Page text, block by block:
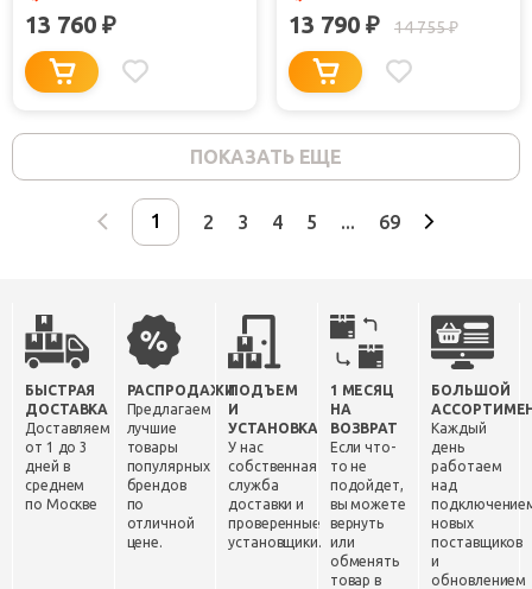
13 760 ₽ 13 790 ₽ 14 755₽
ПОКАЗАТЬ ЕЩЕ
2 3 4 5 ... 69
БЫСТРАЯ
ДОСТАВКА
Доставляем
от 1 до 3
дней в
среднем
по Москве
РАСПРОДАЖИ
Предлагаем
лучшие
товары
популярных
брендов
по
отличной
цене.
ПОДЪЕМ
И
УСТАНОВКА
У нас
собственная
служба
доставки и
проверенные
установщики.
1 МЕСЯЦ
НА
ВОЗВРАТ
Если что-
то не
подойдет,
вы можете
вернуть
или
обменять
товар в
БОЛЬШОЙ
Каждый
день
работаем
над
новых
поставщиков
и
обновлением